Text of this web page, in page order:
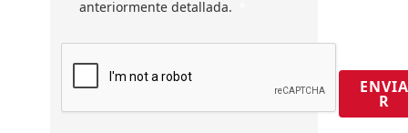
anteriormente detallada.
ENVIA
R